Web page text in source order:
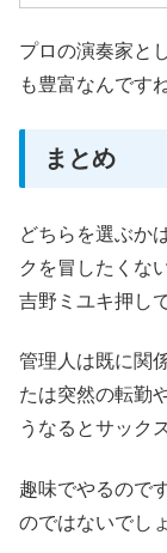
プロの演奏家と
も豊富なんですね
まとめ
どちらを選ぶか
クを冒したくな
吉野ミユキ押し
管理人は既に関
たは突然の転勤
うなるとサック
趣味でやるので
のではないでし